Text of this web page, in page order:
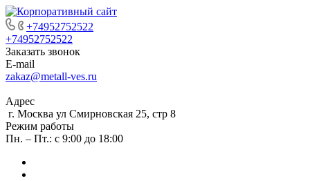
+74952752522
+74952752522
Заказать звонок
E-mail
zakaz@metall-ves.ru
Адрес
г. Москва ул Смирновская 25, стр 8
Режим работы
Пн. – Пт.: с 9:00 до 18:00